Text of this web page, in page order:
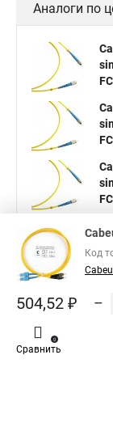
Аналоги по
Написать отзыв
Общая оценка
Код
504,52 ₽ –
Сравнить
0